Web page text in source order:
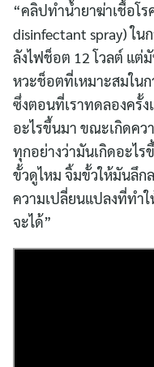
“คลิปทำน้ำยาฆ่าเชื้อโ
disinfectant spray) ใ
ลังไฟช็อต 12 โวลต์ แต่
หวะช็อตที่เหมาะสมใน
ซึ่งตอนที่เราทดลองครั้ง
อะไรขึ้นมา ขณะเกิดคว
ทุกอย่างว่ามันเกิดอะไ
ขั้วดูไหม จิ้มขั้วให้มันลึก
ความเปลี่ยนแปลงที่ทำ
จะได้”